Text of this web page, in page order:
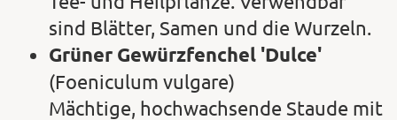
sind Blätter, Samen und die Wurzeln.
Grüner Gewürzfenchel 'Dulce'
(Foeniculum vulgare)
Mächtige, hochwachsende Staude mit